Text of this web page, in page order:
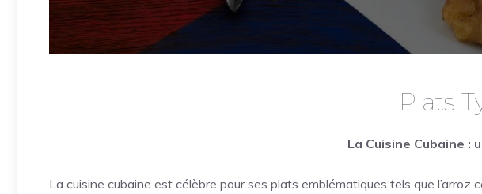
Plats
La Cuisine Cubaine :
La cuisine cubaine est célèbre pour ses plats emblématiques tels que